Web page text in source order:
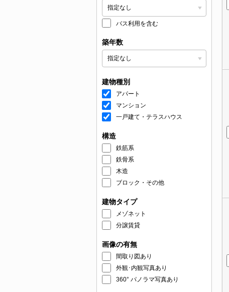
バス利用を含む
築年数
建物種別
アパート
マンション
一戸建て・テラスハウス
構造
鉄筋系
鉄骨系
木造
ブロック・その他
建物タイプ
メゾネット
分譲賃貸
画像の有無
間取り図あり
外観･内観写真あり
360° パノラマ写真あり